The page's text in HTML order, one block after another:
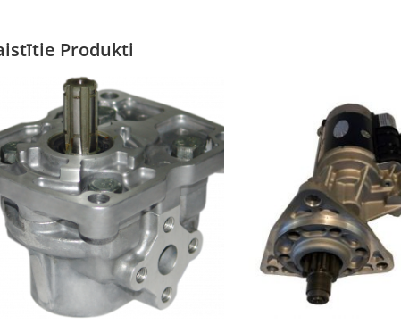
Produkti